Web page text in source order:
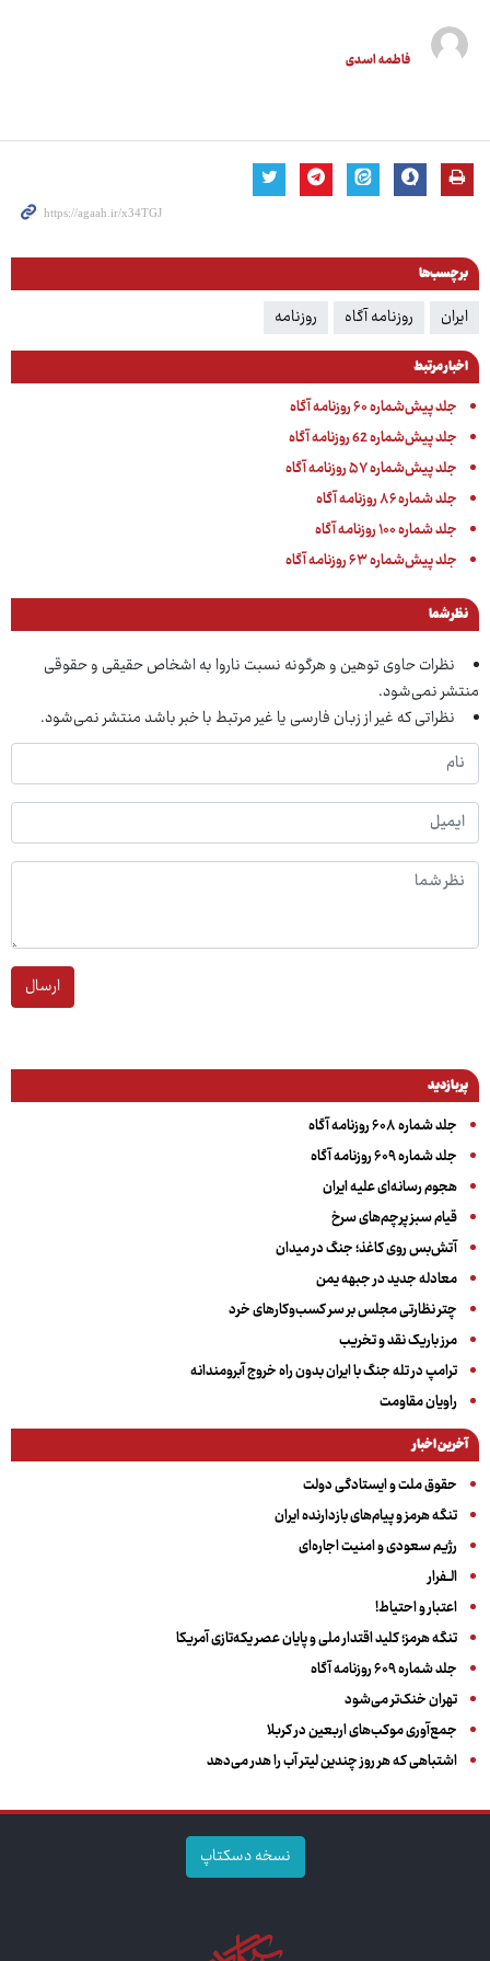
فاطمه اسدی
برچسب‌ها
ایران روزنامه آگاه روزنامه
اخبار مرتبط
جلد پیش‌شماره ۶۰ روزنامه آگاه
جلد پیش‌شماره 62 روزنامه آگاه
جلد پیش‌شماره ۵۷ روزنامه آگاه
جلد شماره ۸۶ روزنامه آگاه
جلد شماره ۱۰۰ روزنامه آگاه
جلد پیش‌شماره ۶۳ روزنامه آگاه
نظر شما
نظرات حاوی توهین و هرگونه نسبت ناروا به اشخاص حقیقی و حقوقی
منتشر نمی‌شود.
نظراتی که غیر از زبان فارسی یا غیر مرتبط با خبر باشد منتشر نمی‌شود.
ارسال
پربازدید
جلد شماره ۶۰۸ روزنامه آگاه
جلد شماره ۶۰۹ روزنامه آگاه
هجوم رسانه‌ای علیه ایران
قیام سبز پرچم‌های سرخ
آتش‌بس روی کاغذ؛ جنگ در میدان
معادله جدید در جبهه یمن
چتر نظارتی مجلس بر سر کسب‌وکارهای خرد
مرز باریک نقد و تخریب
ترامپ در تله جنگ با ایران بدون راه خروج آبرومندانه
راویان مقاومت
آخرین اخبار
حقوق ملت و ایستادگی دولت
تنگه هرمز و پیام‌های بازدارنده ایران
رژیم سعودی و امنیت اجاره‌ای
الــفرار
اعتبار و احتیاط!
تنگه هرمز؛ کلید اقتدار ملی و پایان عصر یکه‌تازی آمریکا
جلد شماره ۶۰۹ روزنامه آگاه
تهران خنک‌تر می‌شود
جمع‌آوری موکب‌های اربعین در کربلا
اشتباهی که هر روز چندین لیتر آب را هدر می‌دهد
نسخه دسکتاپ